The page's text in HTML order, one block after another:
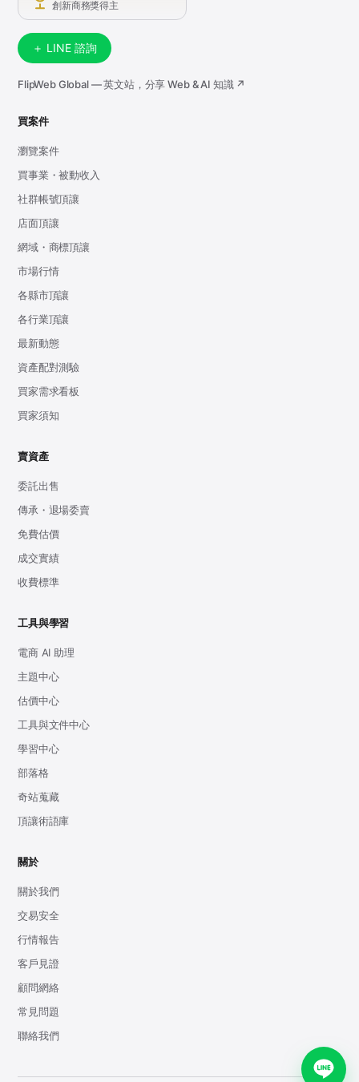
創新商務獎得主
＋ LINE 諮詢
FlipWeb Global — 英文站，分享 Web & AI 知識 ↗
買案件
瀏覽案件
買事業・被動收入
社群帳號頂讓
店面頂讓
網域・商標頂讓
市場行情
各縣市頂讓
各行業頂讓
最新動態
資產配對測驗
買家需求看板
買家須知
賣資產
委託出售
傳承・退場委賣
免費估價
成交實績
收費標準
工具與學習
電商 AI 助理
主題中心
估價中心
工具與文件中心
學習中心
部落格
奇站蒐藏
頂讓術語庫
關於
關於我們
交易安全
行情報告
客戶見證
顧問網絡
常見問題
聯絡我們